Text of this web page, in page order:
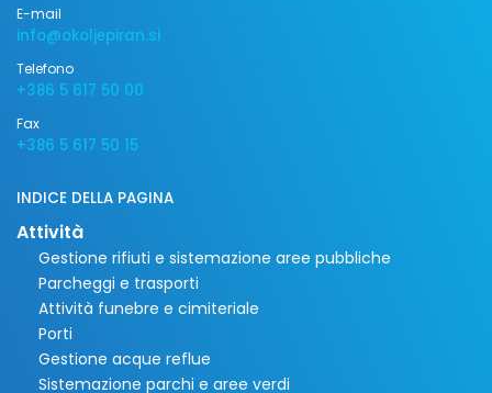
E-mail
info@okoljepiran.si
Telefono
+386 5 617 50 00
Fax
+386 5 617 50 15
INDICE DELLA PAGINA
Attività
Gestione rifiuti e sistemazione aree pubbliche
Parcheggi e trasporti
Attività funebre e cimiteriale
Porti
Gestione acque reflue
Sistemazione parchi e aree verdi